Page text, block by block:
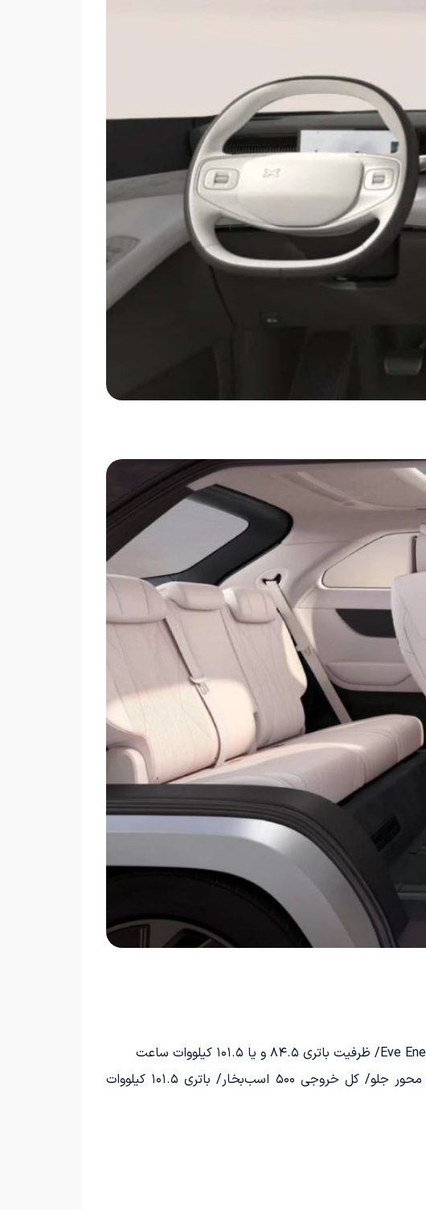
نسخه دو دیفرانسیل/یک موتور ۱۸۱ اسب بخاری روی محور عقب و یک موتور ۳۱۵ اسب‌بخاری روی محور جلو/ کل خروجی ۵۰۰ اسب‌بخار/ باتری ۱۰۱.۵ کیلووات